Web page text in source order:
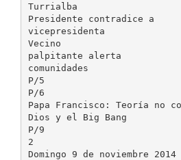
Turrialba
Presidente contradice a
vicepresidenta
Vecino
palpitante alerta
comunidades
P/5
P/6
Papa Francisco: Teoría no
Dios y el Big Bang
P/9
2
Domingo 9 de noviembre 2014